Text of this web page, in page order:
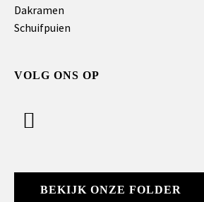
Dakramen
Schuifpuien
VOLG ONS OP
BEKIJK ONZE FOLDER